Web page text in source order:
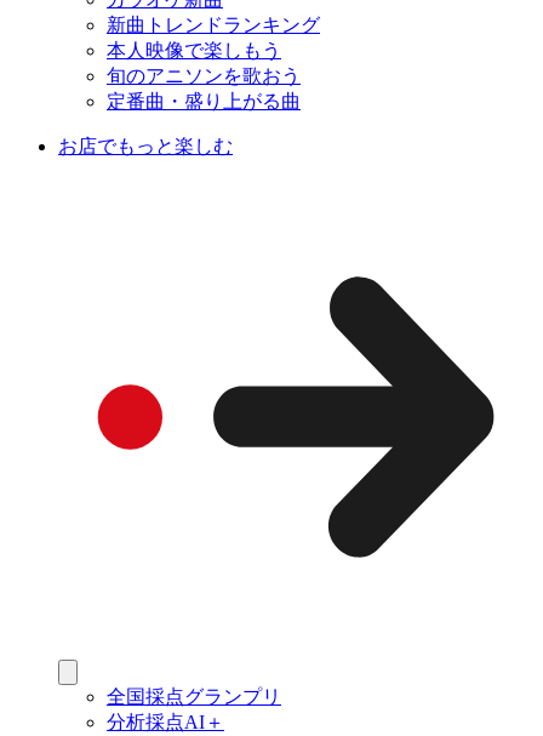
新曲トレンドランキング
本人映像で楽しもう
旬のアニソンを歌おう
定番曲・盛り上がる曲
お店でもっと楽しむ
全国採点グランプリ
分析採点AI＋